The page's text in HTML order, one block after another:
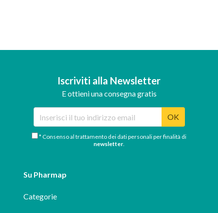
Iscriviti alla Newsletter
E ottieni una consegna gratis
OK
* Consenso al trattamento dei dati personali per finalità di
newsletter.
Su Pharmap
Categorie